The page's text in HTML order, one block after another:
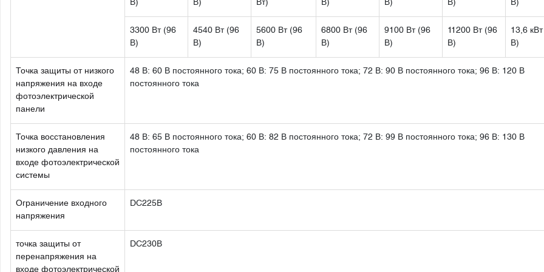
В) В) Вт) В) В) В) В)
3300 Вт (96
В)
4540 Вт (96
В)
5600 Вт (96
В)
6800 Вт (96
В)
9100 Вт (96
В)
11200 Вт (96
В)
13,6
В)
Точка защиты от низкого
напряжения на входе
фотоэлектрической
панели
48 В: 60 В постоянного тока; 60 В: 75 В постоянного тока; 72 В: 90 В постоянного тока; 96 В: 120 В
постоянного тока
Точка восстановления
низкого давления на
входе фотоэлектрической
системы
48 В: 65 В постоянного тока; 60 В: 82 В постоянного тока; 72 В: 99 В постоянного тока; 96 В: 130 В
постоянного тока
Ограничение входного
напряжения
DC225В
точка защиты от
перенапряжения на
входе фотоэлектрической
DC230В